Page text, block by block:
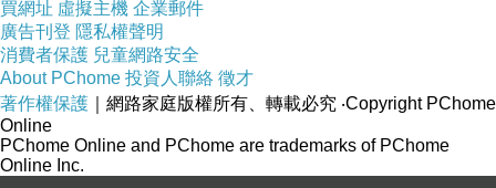
買網址 虛擬主機 企業郵件
廣告刊登 隱私權聲明
消費者保護 兒童網路安全
About PChome 投資人聯絡 徵才
著作權保護 ｜網路家庭版權所有、轉載必究 ‧Copyright PChome
Online
PChome Online and PChome are trademarks of PChome
Online Inc.